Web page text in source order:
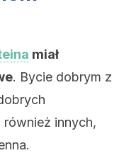
miał
. Bycie dobrym z
innych,